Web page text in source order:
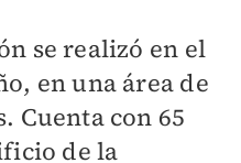
se realizó en el
en una área de
Cuenta con 65
de la